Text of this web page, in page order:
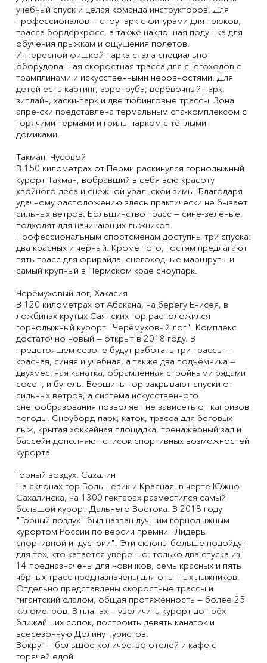
учебный спуск и целая команда инструкторов. Для
профессионалов — сноупарк с фигурами для трюков,
трасса бордеркросс, а также наклонная подушка для
обучения прыжкам и ощущения полётов.
Интересной фишкой парка стала специально
оборудованная скоростная трасса для снегоходов с
трамплинами и искусственными неровностями. Для
детей есть картинг, аэротруба, верёвочный парк,
зиплайн, хаски-парк и две тюбинговые трассы. Зона
апре-ски представлена термальным спа-комплексом с
горячими термами и гриль-парком с тёплыми
домиками.
Такман, Чусовой
В 150 километрах от Перми раскинулся горнолыжный
курорт Такман, вобравший в себя всю красоту
хвойного леса и снежной уральской зимы. Благодаря
удачному расположению здесь практически не бывает
сильных ветров. Большинство трасс — сине-зелёные,
подходят для начинающих лыжников.
Профессиональным спортсменам доступны три спуска:
два красных и чёрный. Кроме того, гостям предлагают
пять трасс для фрирайда, снегоходные маршруты и
самый крупный в Пермском крае сноупарк.
Черёмуховый лог, Хакасия
В 120 километрах от Абакана, на берегу Енисея, в
ложбинах крутых Саянских гор расположился
горнолыжный курорт "Черёмуховый лог". Комплекс
достаточно новый — открыт в 2018 году. В
предстоящем сезоне будут работать три трассы —
красная, синяя и учебная, а также два подъёмника —
двухместная канатка, обрамлённая стройными рядами
сосен, и бугель. Вершины гор закрывают спуски от
сильных ветров, а система искусственного
снегообразования позволяет не зависеть от капризов
погоды. Сноуборд-парк, каток, трасса для беговых
лыж, крытая хоккейная площадка, тренажёрный зал и
бассейн дополняют список спортивных возможностей
курорта.
Горный воздух, Сахалин
На склонах гор Большевик и Красная, в черте Южно-
Сахалинска, на 1300 гектарах разместился самый
большой курорт Дальнего Востока. В 2018 году
"Горный воздух" был назван лучшим горнолыжным
курортом России по версии премии "Лидеры
спортивной индустрии". Эти склоны больше подойдут
для тех, кто катается уверенно: только два спуска из
14 предназначены для новичков, семь красных и пять
чёрных трасс предназначены для опытных лыжников.
Отдельно представлены скоростные трассы и
гигантский слалом, общая протяжённость — более 25
километров. В планах — увеличить курорт до трёх
ближайших сопок, построить девять канаток и
всесезонную Долину туристов.
Вокруг — большое количество отелей и кафе с
горячей едой.